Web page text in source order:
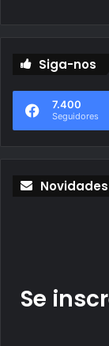
Siga-nos
7.400
Seguidores
Se